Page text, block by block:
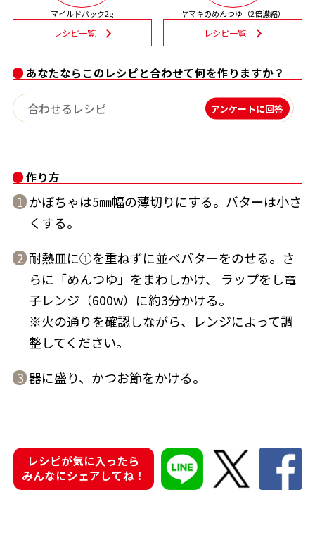
楽チン屋® ストレートつゆ
新鮮一番 『氷熟®』
だしパック
レシピ特設サイト
割烹白だしレシピ特集
だし巻き卵特集
マイルドパック2g
レシピ一覧
ヤマキのめんつゆ（2倍濃縮）
レシピ一覧
あなたならこのレシピと合わせて何を作りますか？
アンケートに回答
作り方
1 かぼちゃは5㎜幅の薄切りにする。バターは小さ
くする。
2 耐熱皿に①を重ねずに並べバターをのせる。さ
らに「めんつゆ」をまわしかけ、 ラップをし電
子レンジ（600w）に約3分かける。
※火の通りを確認しながら、レンジによって調
整してください。
3 器に盛り、かつお節をかける。
レシピが気に入ったら
みんなにシェアしてね！